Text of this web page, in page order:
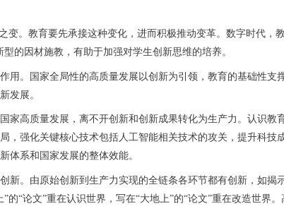
。教育要先承接这种变化，进而积极推动变革。数字时代，
的因材施教，有助于加强对学生创新思维的培养。
。国家全局性的高质量发展以创新为引领，教育的基础性支
发展。
高质量发展，离不开创新和创新成果转化为生产力。认识教
，强化关键核心技术包括人工智能相关技术的攻关，提升科
体系和国家发展的整体效能。
。由原始创新到生产力实现的全链条各环节都有创新，如揭
“论文”重在认识世界，写在“大地上”的“论文”重在改造世界